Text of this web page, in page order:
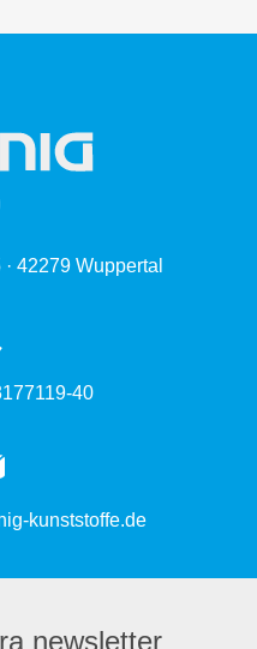
42279 Wuppertal
40
kunststoffe.de
newsletter